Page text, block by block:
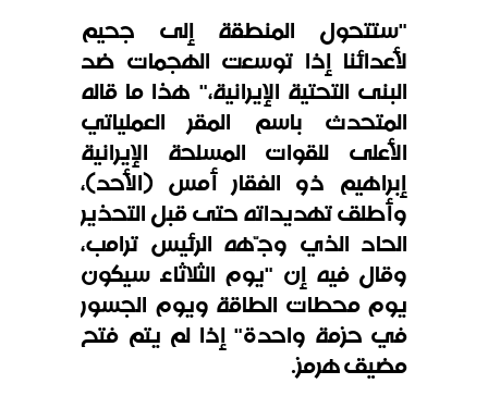
"ستتحول المنطقة إلى جحيم
لأعدائنا إذا توسعت الهجمات ضد
البنى التحتية الإيرانية،" هذا ما قاله
المتحدث باسم المقر العملياتي
الأعلى للقوات المسلحة الإيرانية
إبراهيم ذو الفقار أمس (الأحد)،
وأطلق تهديداته حتى قبل التحذير
الحاد الذي وجّهه الرئيس ترامب،
وقال فيه إن "يوم الثلاثاء سيكون
يوم محطات الطاقة ويوم الجسور
في حزمة واحدة" إذا لم يتم فتح
مضيق هرمز.